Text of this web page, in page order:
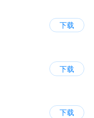
下载
下载
下载